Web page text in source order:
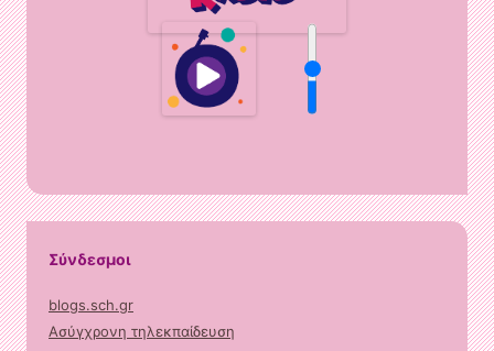
Σύνδεσμοι
blogs.sch.gr
Ασύγχρονη τηλεκπαίδευση